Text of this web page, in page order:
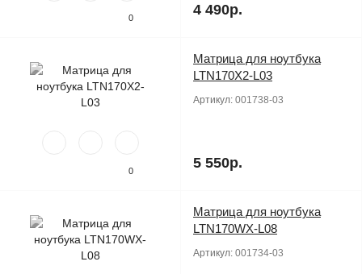
0 4 490р.
0
Матрица для ноутбука
LTN170X2-L03
Артикул: 001738-03
5 550р.
Матрица для ноутбука
LTN170WX-L08
Артикул: 001734-03